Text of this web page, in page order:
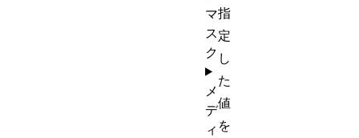
指
定
し
た
値
を
マ
ス
ク
メ
デ
ィ